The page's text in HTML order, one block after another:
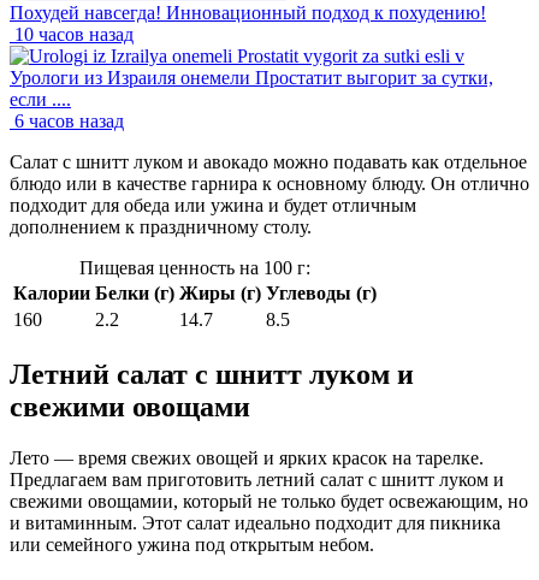
Похудей навсегда! Инновационный подход к похудению!
10 часов назад
Урологи из Израиля онемели Простатит выгорит за сутки,
если ....
6 часов назад
Салат с шнитт луком и авокадо можно подавать как отдельное
блюдо или в качестве гарнира к основному блюду. Он отлично
подходит для обеда или ужина и будет отличным
дополнением к праздничному столу.
Пищевая ценность на 100 г:
Калории Белки (г) Жиры (г) Углеводы (г)
160
2.2 14.7 8.5
Летний салат с шнитт луком и
свежими овощами
Лето — время свежих овощей и ярких красок на тарелке.
Предлагаем вам приготовить летний салат с шнитт луком и
свежими овощамии, который не только будет освежающим, но
и витаминным. Этот салат идеально подходит для пикника
или семейного ужина под открытым небом.